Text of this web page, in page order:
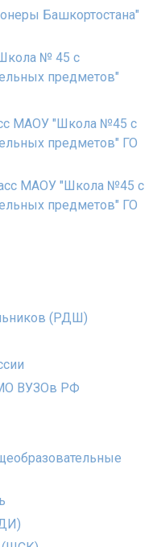
Башкортостана"
№ 45 с
предметов"
МАОУ "Школа №45 с
предметов" ГО
МАОУ "Школа №45 с
предметов" ГО
(РДШ)
ВУЗОв РФ